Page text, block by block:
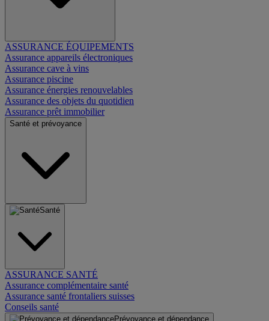
ASSURANCE ÉQUIPEMENTS
Assurance appareils électroniques
Assurance cave à vins
Assurance piscine
Assurance énergies renouvelables
Assurance des objets du quotidien
Assurance prêt immobilier
Santé et prévoyance
Santé
ASSURANCE SANTÉ
Assurance complémentaire santé
Assurance santé frontaliers suisses
Conseils santé
Prévoyance et dépendance